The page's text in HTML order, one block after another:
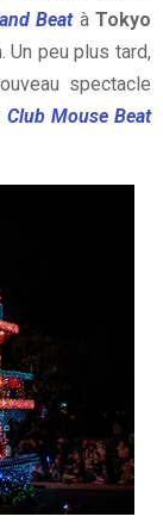
Beat àTokyo
Un peu plus tard,
spectacle
Club Mouse Beat